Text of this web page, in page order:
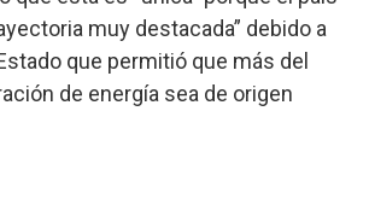
muy destacada” debido a
que permitió que más del
de energía sea de origen